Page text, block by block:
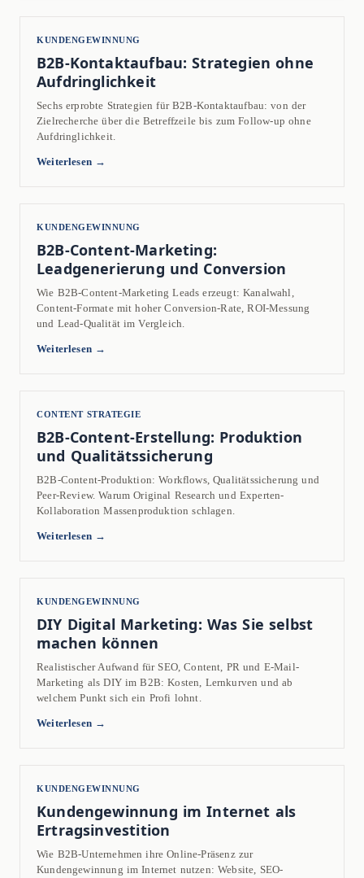
KUNDENGEWINNUNG
B2B-Kontaktaufbau: Strategien ohne
Aufdringlichkeit
Sechs erprobte Strategien für B2B-Kontaktaufbau: von der
Zielrecherche über die Betreffzeile bis zum Follow-up ohne
Aufdringlichkeit.
Weiterlesen →
KUNDENGEWINNUNG
B2B-Content-Marketing:
Leadgenerierung und Conversion
Wie B2B-Content-Marketing Leads erzeugt: Kanalwahl,
Content-Formate mit hoher Conversion-Rate, ROI-Messung
und Lead-Qualität im Vergleich.
Weiterlesen →
CONTENT STRATEGIE
B2B-Content-Erstellung: Produktion
und Qualitätssicherung
B2B-Content-Produktion: Workflows, Qualitätssicherung und
Peer-Review. Warum Original Research und Experten-
Kollaboration Massenproduktion schlagen.
Weiterlesen →
KUNDENGEWINNUNG
DIY Digital Marketing: Was Sie selbst
machen können
Realistischer Aufwand für SEO, Content, PR und E-Mail-
Marketing als DIY im B2B: Kosten, Lernkurven und ab
welchem Punkt sich ein Profi lohnt.
Weiterlesen →
KUNDENGEWINNUNG
Kundengewinnung im Internet als
Ertragsinvestition
Wie B2B-Unternehmen ihre Online-Präsenz zur
Kundengewinnung im Internet nutzen: Website, SEO-